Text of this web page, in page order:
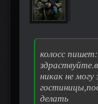
колосс пишет:
никак не могу
делать